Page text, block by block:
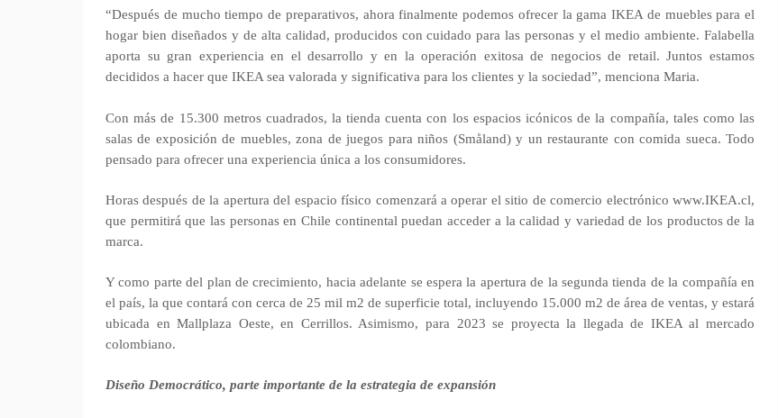
“Después de mucho tiempo de preparativos, ahora finalmente podemos ofrecer la gama IKEA de muebles para el
hogar bien diseñados y de alta calidad, producidos con cuidado para las personas y el medio ambiente. Falabella
aporta su gran experiencia en el desarrollo y en la operación exitosa de negocios de retail. Juntos estamos
decididos a hacer que IKEA sea valorada y significativa para los clientes y la sociedad”, menciona Maria.
Con más de 15.300 metros cuadrados, la tienda cuenta con los espacios icónicos de la compañía, tales como las
salas de exposición de muebles, zona de juegos para niños (Småland) y un restaurante con comida sueca. Todo
pensado para ofrecer una experiencia única a los consumidores.
Horas después de la apertura del espacio físico comenzará a operar el sitio de comercio electrónico www.IKEA.cl,
que permitirá que las personas en Chile continental puedan acceder a la calidad y variedad de los productos de la
marca.
Y como parte del plan de crecimiento, hacia adelante se espera la apertura de la segunda tienda de la compañía en
el país, la que contará con cerca de 25 mil m2 de superficie total, incluyendo 15.000 m2 de área de ventas, y estará
ubicada en Mallplaza Oeste, en Cerrillos. Asimismo, para 2023 se proyecta la llegada de IKEA al mercado
colombiano.
Diseño Democrático, parte importante de la estrategia de expansión